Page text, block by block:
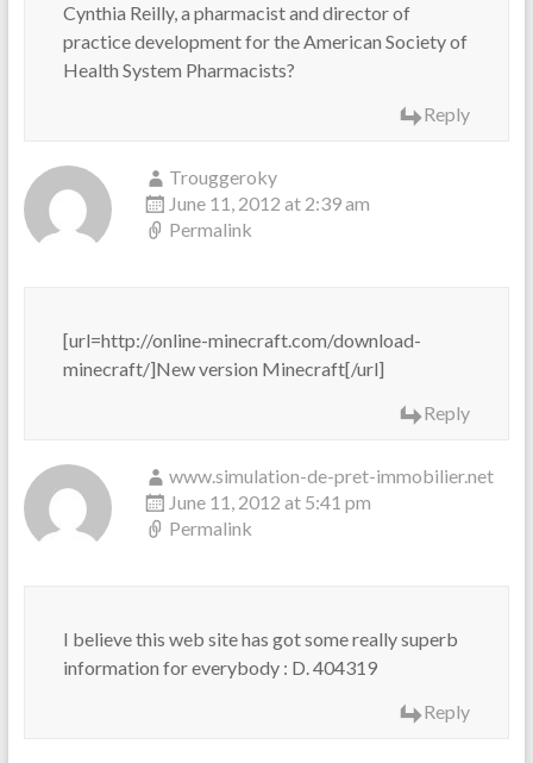
Cynthia Reilly, a pharmacist and director of
practice development for the American Society of
Health System Pharmacists?
Reply
Trouggeroky
June 11, 2012 at 2:39 am
Permalink
[url=http://online-minecraft.com/download-
minecraft/]New version Minecraft[/url]
Reply
www.simulation-de-pret-immobilier.net
June 11, 2012 at 5:41 pm
Permalink
I believe this web site has got some really superb
information for everybody : D. 404319
Reply